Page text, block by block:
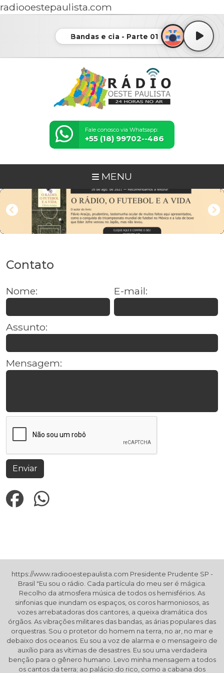
radiooestepaulista.com
Bandas e cia - Parte 01
Fale conosco via Whatsapp:
+55 (18) 99702--486
MENU
Contato
Nome: E-mail:
Assunto:
Mensagem:
Enviar
https://www.radiooestepaulista.com Presidente Prudente SP -
Brasil "Eu sou o rádio. Cada partícula do meu ser é mágica.
Recolho da atmosfera música de todos os hemisférios. As
sinfonias que inundam os espaços, os coros harmoniosos, as
vozes arrebatadoras dos cantores, a queixa dramática dos
órgãos. As vibrações militares das bandas, as árias populares das
orquestras. Sou o protetor do homem na terra, no ar, no mar e
debaixo dos oceanos. Eu sou a voz de alarma e o mensageiro de
auxílio para as vítimas de desastres. Eu sou uma verdadeira
benção para o gênero humano. Levo minha mensagem a todos
os cantos da terra; ao palácio do rico, como a cabana dos